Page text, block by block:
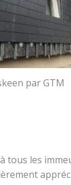
par GTM
tous les